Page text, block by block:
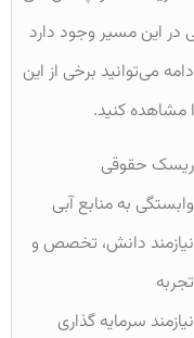
در این مسیر وجود دارد
می‌توانید برخی از این
مشاهده کنید.
ریسک حقوقی
وابستگی به منابع آبی
نیازمند دانش، تخصص و
تجربه
نیازمند سرمایه گذاری